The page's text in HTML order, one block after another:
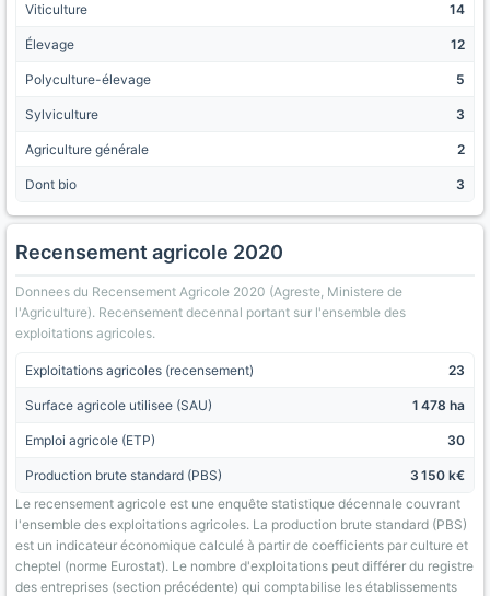
Viticulture 14
Élevage 12
Polyculture-élevage 5
Sylviculture 3
Agriculture générale 2
Dont bio 3
Recensement agricole 2020
Donnees du Recensement Agricole 2020 (Agreste, Ministere de
l'Agriculture). Recensement decennal portant sur l'ensemble des
exploitations agricoles.
Exploitations agricoles (recensement) 23
Surface agricole utilisee (SAU) 1 478 ha
Emploi agricole (ETP) 30
Production brute standard (PBS)
3 150 k€
Le recensement agricole est une enquête statistique décennale couvrant
l'ensemble des exploitations agricoles. La production brute standard (PBS)
est un indicateur économique calculé à partir de coefficients par culture et
cheptel (norme Eurostat). Le nombre d'exploitations peut différer du registre
des entreprises (section précédente) qui comptabilise les établissements